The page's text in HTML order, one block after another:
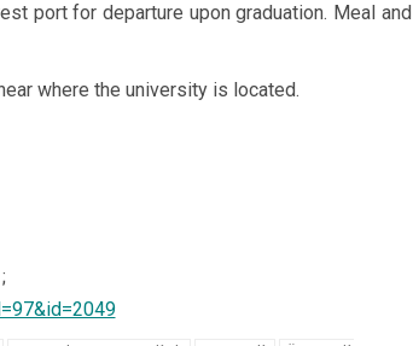
port for departure upon graduation. Meal and
where the university is located.